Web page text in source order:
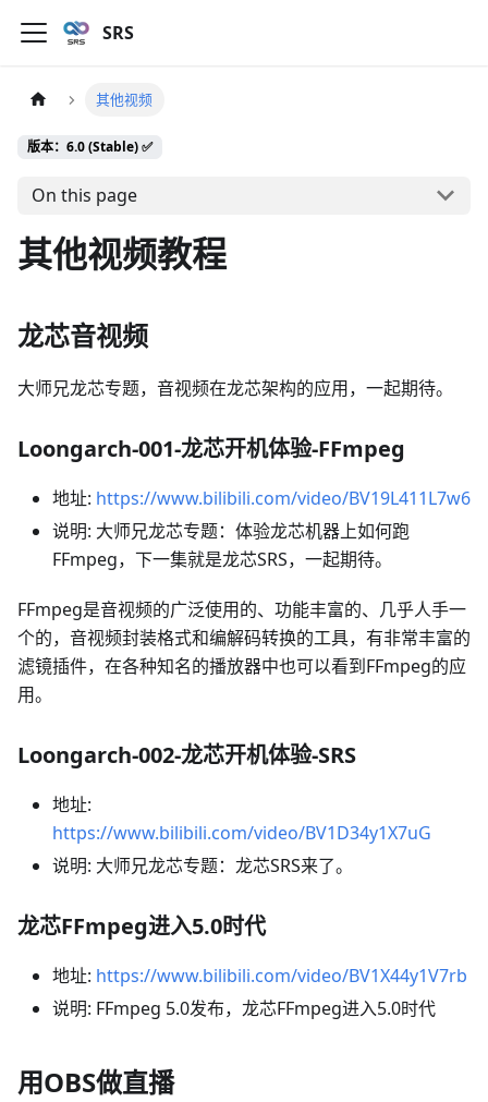
SRS
其他视频
版本：6.0 (Stable) ✅
On this page
其他视频教程
龙芯音视频
大师兄龙芯专题，音视频在龙芯架构的应用，一起期待。
Loongarch-001-龙芯开机体验-FFmpeg
地址: https://www.bilibili.com/video/BV19L411L7w6
说明: 大师兄龙芯专题：体验龙芯机器上如何跑
FFmpeg，下一集就是龙芯SRS，一起期待。
FFmpeg是音视频的广泛使用的、功能丰富的、几乎人手一
个的，音视频封装格式和编解码转换的工具，有非常丰富的
滤镜插件，在各种知名的播放器中也可以看到FFmpeg的应
用。
Loongarch-002-龙芯开机体验-SRS
地址:
https://www.bilibili.com/video/BV1D34y1X7uG
说明: 大师兄龙芯专题：龙芯SRS来了。
龙芯FFmpeg进入5.0时代
地址: https://www.bilibili.com/video/BV1X44y1V7rb
说明: FFmpeg 5.0发布，龙芯FFmpeg进入5.0时代
用OBS做直播